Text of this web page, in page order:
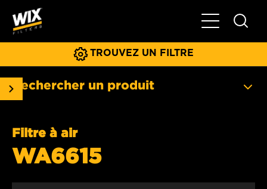
Basculer la
TROUVEZ UN FILTRE
Rechercher un produit
Filtre à air
WA6615